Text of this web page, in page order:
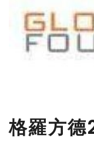
格羅方德